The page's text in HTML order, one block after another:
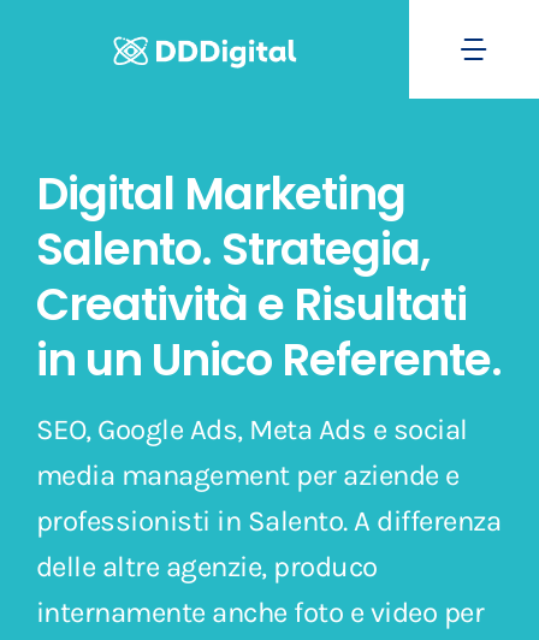
Chi Sono
Servizi
Portfolio
Blog
Preventivo
Contatti
Digital Marketing
Salento. Strategia,
Creatività e Risultati
in un Unico Referente.
SEO, Google Ads, Meta Ads e social
media management per aziende e
professionisti in Salento. A differenza
delle altre agenzie, produco
internamente anche foto e video per